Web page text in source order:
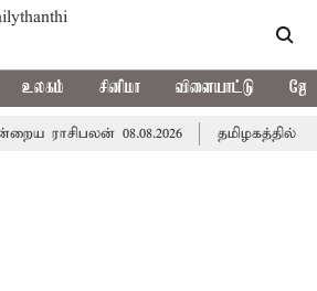
உலகம் சினிமா விளையாட்டு
08.08.2026 தமிழகத்தில் இன்று